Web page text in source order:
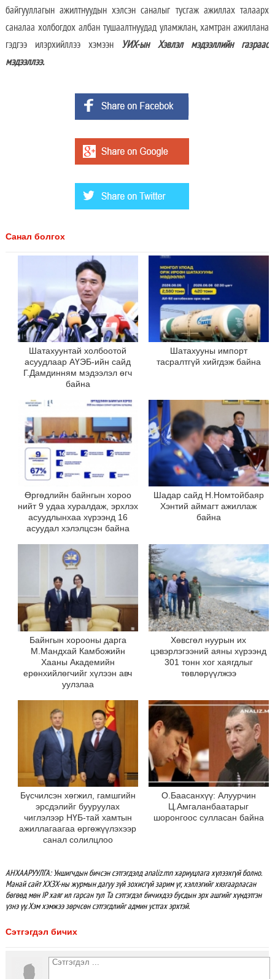
байгууллагын ажилтнуудын хэлсэн саналыг тусгаж ажиллах талаарх
саналаа холбогдох албан тушаалтнуудад уламжлан, хамтран ажиллана
гэдгээ илэрхийллээ хэмээн УИХ-ын Хэвлэл мэдээллийн газраас
мэдээллээ.
Санал болгох
Шатахуунтай холбоотой
асуудлаар АҮЭБ-ийн сайд
Г.Дамдинням мэдээлэл өгч
байна
Шатахууны импорт
тасралтгүй хийгдэж байна
Өргөдлийн байнгын хороо
нийт 9 удаа хуралдаж, эрхлэх
асуудлынхаа хүрээнд 16
асуудал хэлэлцсэн байна
Шадар сайд Н.Номтойбаяр
Хэнтий аймагт ажиллаж
байна
Байнгын хорооны дарга
М.Мандхай Камбожийн
Хааны Академийн
ерөнхийлөгчийг хүлээн авч
уулзлаа
Хөвсгөл нуурын их
цэвэрлэгээний аяны хүрээнд
301 тонн хог хаягдлыг
төвлөрүүлжээ
Бүсчилсэн хөгжил, гамшгийн
эрсдэлийг бууруулах
чиглэлээр НҮБ-тай хамтын
ажиллагаагаа өргөжүүлэхээр
санал солилцлоо
О.Баасанхүү: Алуурчин
Ц.Амгаланбаатарыг
шоронгоос сулласан байна
АНХААРУУЛГА: Уншигчдын бичсэн сэтгэгдэлд analiz.mn хариуцлага хүлээхгүй болно.
Манай сайт ХХЗХ-ны журмын дагуу зүй зохисгүй зарим үг, хэллэгийг хязгаарласан
бөгөөд мөн IP хаяг ил гарсан тул Та сэтгэгдэл бичихдээ бусдын эрх ашгийг хүндэтгэн
үзнэ үү. Хэм хэмжээ зөрчсөн сэтгэгдлийг админ устгах эрхтэй.
Сэтгэгдэл бичих